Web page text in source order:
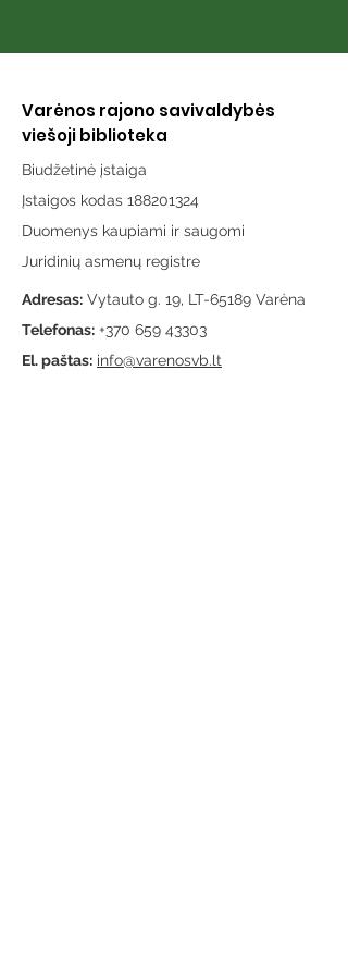
Varėnos rajono savivaldybės
viešoji biblioteka
Biudžetinė įstaiga
Įstaigos kodas 188201324
Duomenys kaupiami ir saugomi
Juridinių asmenų registre
Adresas: Vytauto g. 19, LT-65189 Varėna
Telefonas: +370 659 43303
El. paštas: info@varenosvb.lt